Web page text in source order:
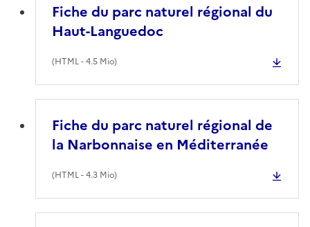
Fiche du parc naturel régional du
Haut-Languedoc
(HTML- 4.5 Mio)
Fiche du parc naturel régional de
la Narbonnaise en Méditerranée
(HTML- 4.3 Mio)